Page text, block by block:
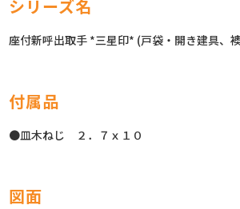
シリーズ名
座付新呼出取手 *三星印* (戸袋・開き建具、
付属品
●皿木ねじ ２．７ｘ１０
図面